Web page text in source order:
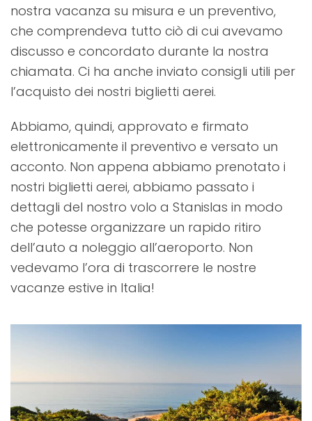
nostra vacanza su misura e un preventivo,
che comprendeva tutto ciò di cui avevamo
discusso e concordato durante la nostra
chiamata. Ci ha anche inviato consigli utili per
l’acquisto dei nostri biglietti aerei.
Abbiamo, quindi, approvato e firmato
elettronicamente il preventivo e versato un
acconto. Non appena abbiamo prenotato i
nostri biglietti aerei, abbiamo passato i
dettagli del nostro volo a Stanislas in modo
che potesse organizzare un rapido ritiro
dell’auto a noleggio all’aeroporto. Non
vedevamo l’ora di trascorrere le nostre
vacanze estive in Italia!